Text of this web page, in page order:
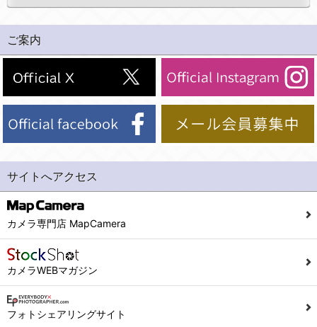
ご案内
サイトへアクセス
カメラ専門店 MapCamera
カメラWEBマガジン
フォトシェアリングサイト